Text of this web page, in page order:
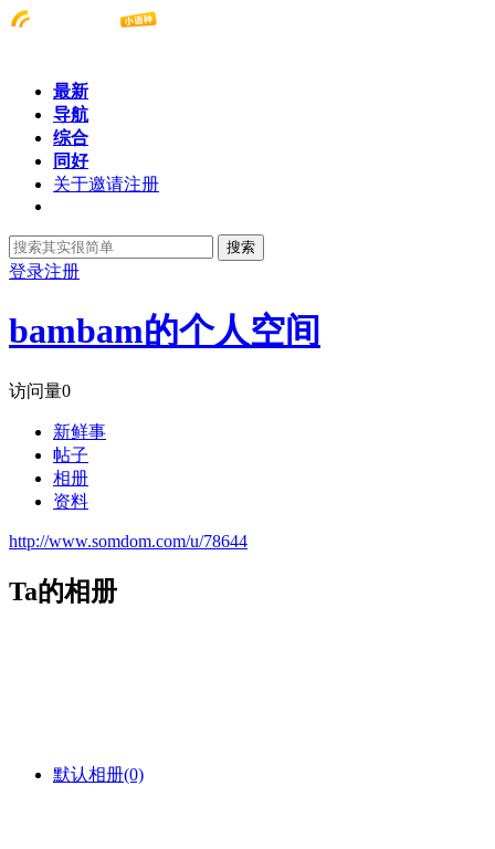
最新
导航
综合
同好
关于邀请注册
搜索
登录注册
bambam的个人空间
访问量0
新鲜事
帖子
相册
资料
http://www.somdom.com/u/78644
Ta的相册
默认相册(0)